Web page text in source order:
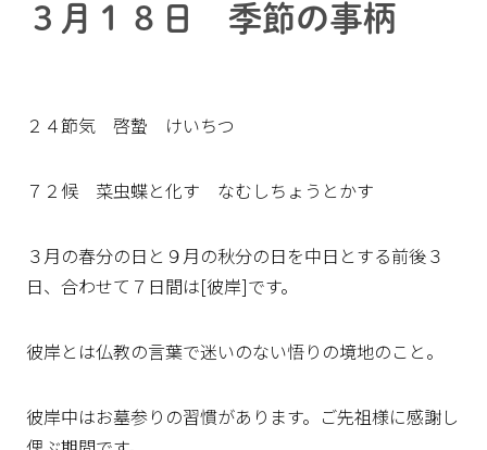
３月１８日 季節の事柄
２４節気 啓蟄 けいちつ
７２候 菜虫蝶と化す なむしちょうとかす
３月の春分の日と９月の秋分の日を中日とする前後３
日、合わせて７日間は[彼岸]です。
彼岸とは仏教の言葉で迷いのない悟りの境地のこと。
彼岸中はお墓参りの習慣があります。ご先祖様に感謝し